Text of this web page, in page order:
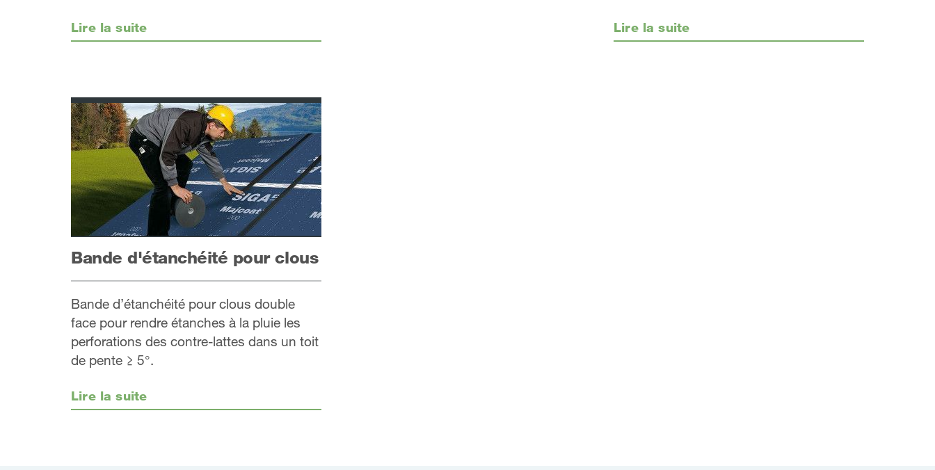
Lire la suite Lire la suite
Bande d'étanchéité pour clous
Bande d’étanchéité pour clous double
face pour rendre étanches à la pluie les
perforations des contre-lattes dans un toit
de pente ≥ 5°.
Lire la suite